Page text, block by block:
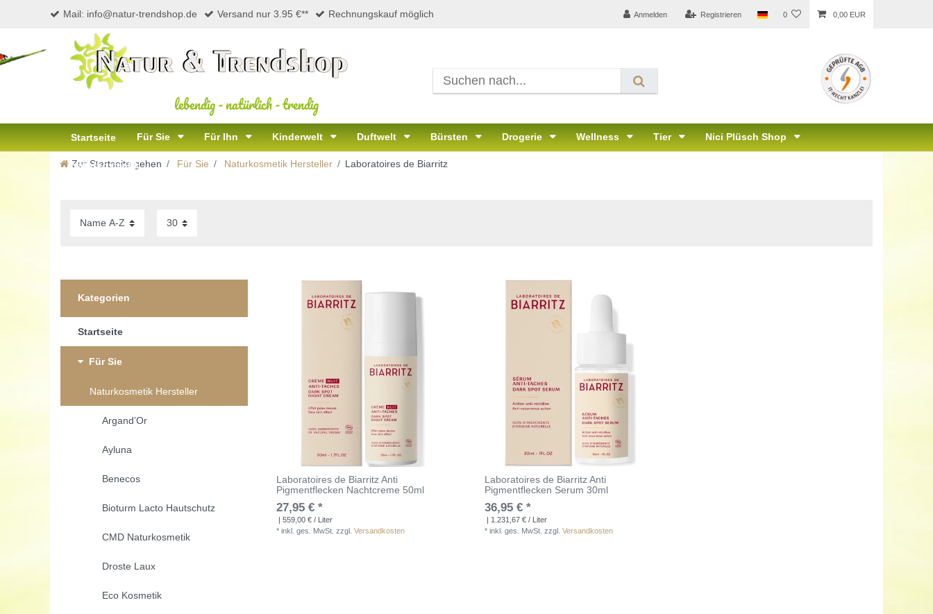
Mail: info@natur-trendshop.de Versand nur 3.95 €** Rechnungskauf möglich Anmelden Registrieren 0 0,00 EUR
lebendig-natürlich-trendig
Startseite Für Sie Für Ihn Kinderwelt Duftwelt Bürsten Drogerie Wellness Tier Nici Plüsch Shop
Naturkosmetik
Zur Startseite gehen Für Sie Naturkosmetik Hersteller Laboratoires de Biarritz
Kategorien
Startseite
Für Sie
Naturkosmetik Hersteller
Argand’Or
Ayluna
Benecos
Bioturm Lacto Hautschutz
CMD Naturkosmetik
Droste Laux
Eco Kosmetik
Laboratoires de Biarritz Anti
Pigmentflecken Nachtcreme 50ml
27,95 € *
| 559,00 € / Liter
*inkl. ges. MwSt. zzgl.Versandkosten
Laboratoires de Biarritz Anti
Pigmentflecken Serum 30ml
36,95 € *
| 1.231,67 € / Liter
*inkl. ges. MwSt. zzgl.Versandkosten